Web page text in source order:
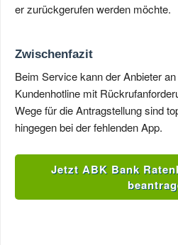
er zurückgerufen werden möchte.
Zwischenfazit
Beim Service kann der Anbieter
Kundenhotline mit
Wege für die Antragstellung sind
hingegen bei der fehlenden App.
Jetzt ABK Bank